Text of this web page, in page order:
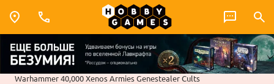
Warhammer 40,000Xenos ArmiesGenestealer Cults